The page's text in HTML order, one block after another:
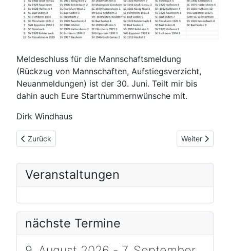
Meldeschluss für die Mannschaftsmeldung
(Rückzug von Mannschaften, Aufstiegsverzicht,
Neuanmeldungen) ist der 30. Juni. Teilt mir bis
dahin auch Eure Startnummernwünsche mit.
Dirk Windhaus
Vorheriger Beitrag: DWZ-Neuerungen
Zurück Nächster
Weiter
Veranstaltungen
nächste Termine